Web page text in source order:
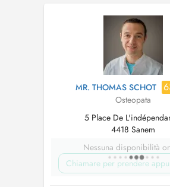
MR. THOMAS SCHOT
Osteopata
5 Place De
4418 Sanem
Nessuna disponibilità
Chiamare per prendere